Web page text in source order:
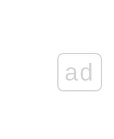
ad